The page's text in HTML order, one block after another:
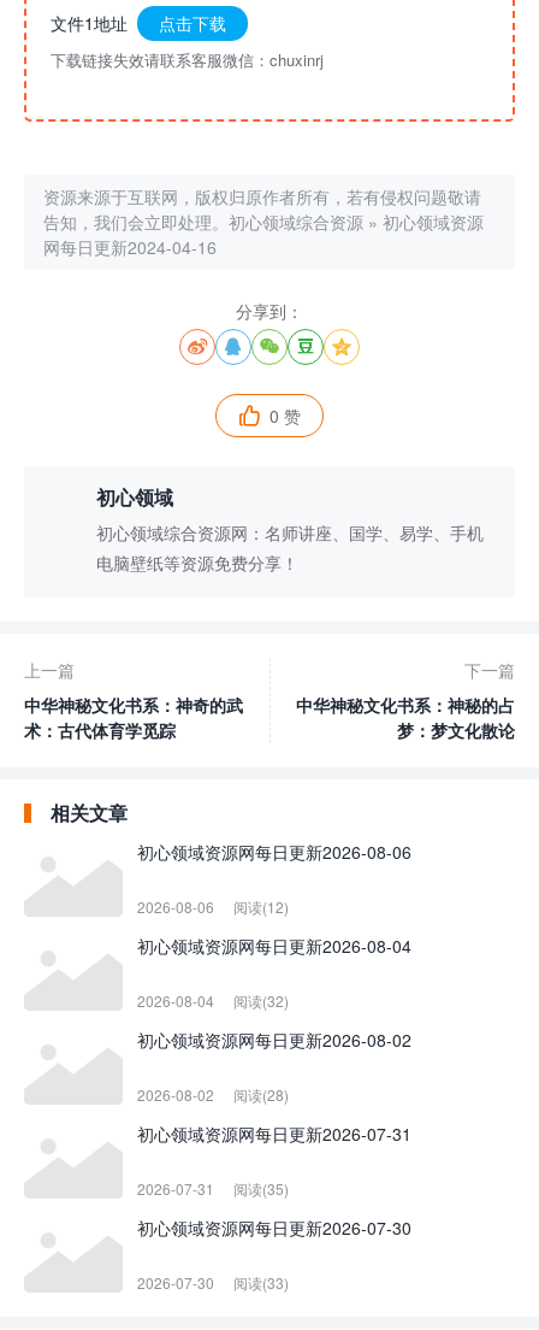
文件1地址 点击下载
下载链接失效请联系客服微信：chuxinrj
资源来源于互联网，版权归原作者所有，若有侵权问题敬请
告知，我们会立即处理。 初心领域综合资源 » 初心领域资源
网每日更新2024-04-16
分享到：
    
 0 赞
初心领域
初心领域综合资源网：名师讲座、国学、易学、手机
电脑壁纸等资源免费分享！
上一篇
中华神秘文化书系：神奇的武
术：古代体育学觅踪
下一篇
中华神秘文化书系：神秘的占
梦：梦文化散论
相关文章
初心领域资源网每日更新2026-08-06
2026-08-06 阅读(12)
初心领域资源网每日更新2026-08-04
2026-08-04 阅读(32)
初心领域资源网每日更新2026-08-02
2026-08-02 阅读(28)
初心领域资源网每日更新2026-07-31
2026-07-31 阅读(35)
初心领域资源网每日更新2026-07-30
2026-07-30 阅读(33)